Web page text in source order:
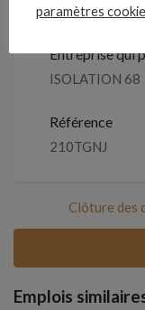
Entreprise qui
ISOLATION 68
Référence
210TGNJ
Clôture des
Emplois
paramètres